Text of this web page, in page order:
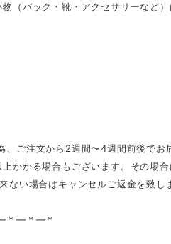
（バック・靴・アクセサリーなど）
、ご注文から2週間〜4週間前後で
かかる場合もございます。その場
ない場合はキャンセルご返金を致し
—＊—＊